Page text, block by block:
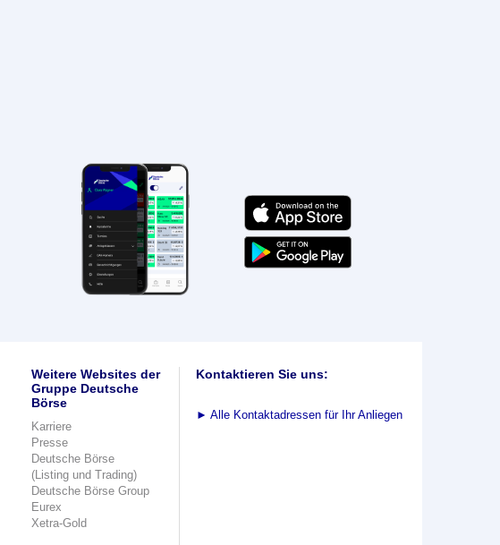
Weitere Websites der
Gruppe Deutsche
Börse
Karriere
Presse
Deutsche Börse
(Listing und Trading)
Deutsche Börse Group
Eurex
Xetra-Gold
Kontaktieren Sie uns:
► Alle Kontaktadressen für Ihr Anliegen